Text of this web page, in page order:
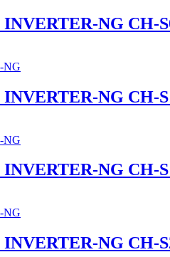
NG CH-
NG CH-
NG CH-
NG CH-